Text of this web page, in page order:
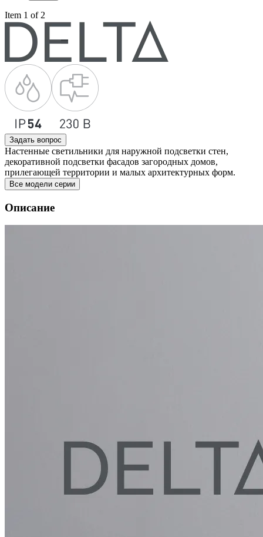
Item 1 of 2
Задать вопрос
Настенные светильники для наружной подсветки стен,
декоративной подсветки фасадов загородных домов,
прилегающей территории и малых архитектурных форм.
Все модели серии
Описание